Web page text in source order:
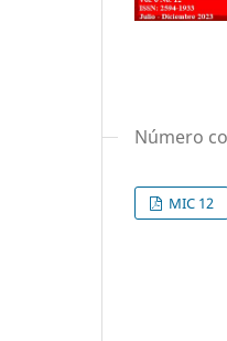
Número
MIC 12